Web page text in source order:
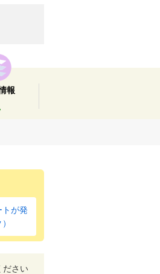
報
が発
ださい